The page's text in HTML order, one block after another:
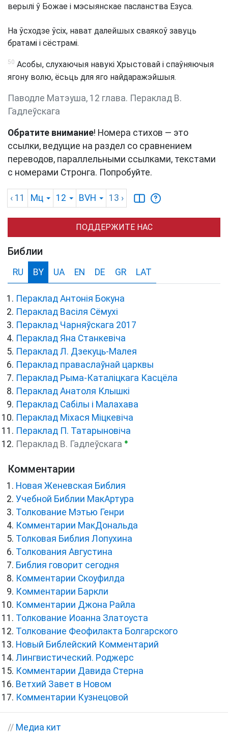
верылі ў Божае і мэсыянскае пасланства Езуса.
На ўсходзе ўсіх, нават далейшых сваякоў завуць
братамі і сёстрамі.
50 Асобы, слухаючыя навукі Хрыстовай і спаўняючыя
ягону волю, ёсьць для яго найдаражэйшыя.
Паводле Матэуша, 12 глава. Пераклад В.
Гадлеўскага
Обратите внимание! Номера стихов — это
ссылки, ведущие на раздел со сравнением
переводов, параллельными ссылками, текстами
с номерами Стронга. Попробуйте.
‹ 11 Мц 12 BVH 13 ›
ПОДДЕРЖИТЕ НАС
Библии
RU BY UA EN DE GR LAT
Пераклад Антонія Бокуна
Пераклад Васіля Сёмухі
Пераклад Чарняўскага 2017
Пераклад Яна Станкевіча
Пераклад Л. Дзекуць-Малея
Пераклад праваслаўнай царквы
Пераклад Рыма-Каталіцкага Касцёла
Пераклад Анатоля Клышкi
Пераклад Сабілы і Малахава
Пераклад Міхася Міцкевіча
Пераклад П. Татарыновіча
Пераклад В. Гадлеўскага ●
Комментарии
Новая Женевская Библия
Учебной Библии МакАртура
Толкование Мэтью Генри
Комментарии МакДональда
Толковая Библия Лопухина
Толкования Августина
Библия говорит сегодня
Комментарии Скоуфилда
Комментарии Баркли
Комментарии Джона Райла
Толкование Иоанна Златоуста
Толкование Феофилакта Болгарского
Новый Библейский Комментарий
Лингвистический. Роджерс
Комментарии Давида Стерна
Ветхий Завет в Новом
Комментарии Кузнецовой
// Медиа кит